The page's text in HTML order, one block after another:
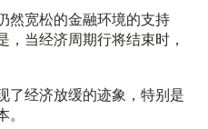
然宽松的金融环境的支持
当经济周期行将结束时，
了经济放缓的迹象，特别是